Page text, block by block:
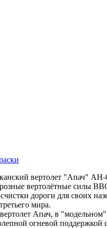
вертолет "Апач" АН-
вертолётные силы
дороги для своих
мира.
Апач, в "модельном"
огневой поддержкой